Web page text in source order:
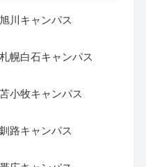
川キャンパス
幌白石キャンパス
小牧キャンパス
路キャンパス